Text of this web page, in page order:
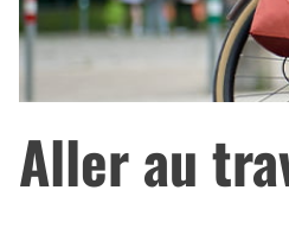
Aller au